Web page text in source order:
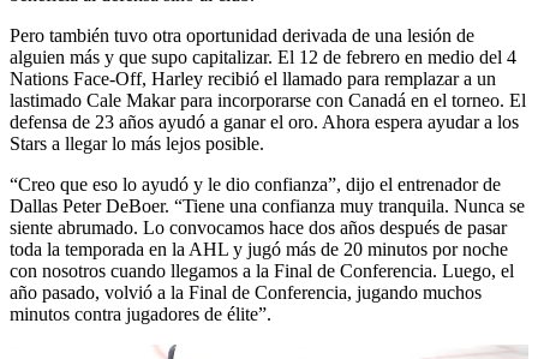
Pero también tuvo otra oportunidad derivada de una lesión de
alguien más y que supo capitalizar. El 12 de febrero en medio del 4
Nations Face-Off, Harley recibió el llamado para remplazar a un
lastimado Cale Makar para incorporarse con Canadá en el torneo. El
defensa de 23 años ayudó a ganar el oro. Ahora espera ayudar a los
Stars a llegar lo más lejos posible.
“Creo que eso lo ayudó y le dio confianza”, dijo el entrenador de
Dallas Peter DeBoer. “Tiene una confianza muy tranquila. Nunca se
siente abrumado. Lo convocamos hace dos años después de pasar
toda la temporada en la AHL y jugó más de 20 minutos por noche
con nosotros cuando llegamos a la Final de Conferencia. Luego, el
año pasado, volvió a la Final de Conferencia, jugando muchos
minutos contra jugadores de élite”.